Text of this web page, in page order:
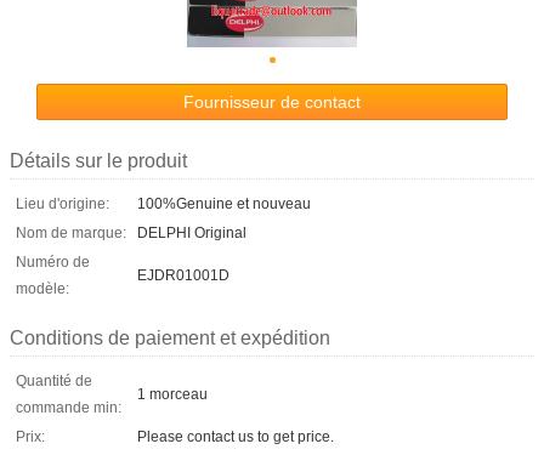
Fournisseur de contact
Détails sur le produit
Lieu d'origine:
100%Genuine et nouveau
Nom de marque:
DELPHI Original
Numéro de
modèle:
EJDR01001D
Conditions de paiement et expédition
Quantité de
commande min:
1 morceau
Prix:
Please contact us to get price.